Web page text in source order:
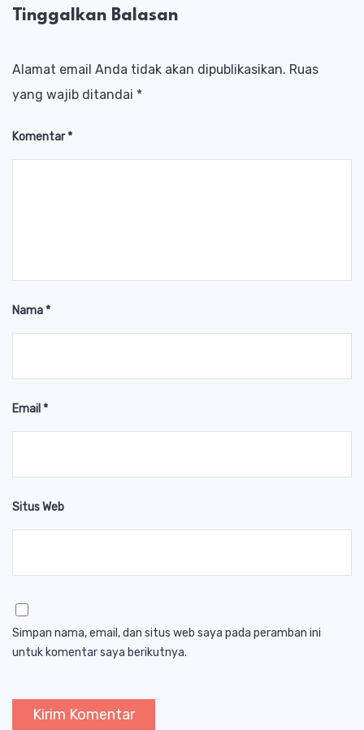
Tinggalkan Balasan
Alamat email Anda tidak akan dipublikasikan. Ruas
yang wajib ditandai *
Komentar*
Nama*
Email *
Situs Web
Simpan nama, email, dan situs web saya pada peramban ini
untuk komentar saya berikutnya.